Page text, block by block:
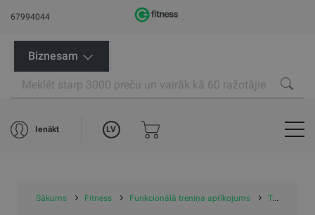
67994044
Biznesam
Ienākt LV
Sākums Fitness Funkcionālā treniņa aprīkojums Treniņu ragavas